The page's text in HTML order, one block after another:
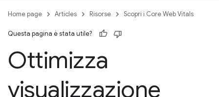
Home page Articles Risorse Scopri i Core Web Vitals
Questa pagina è stata utile?
Ottimizza
visualizzazione